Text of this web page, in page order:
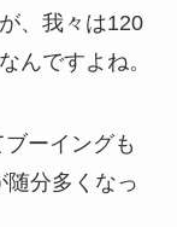
、我々は120
んですよね。
ーイングも
随分多くなっ